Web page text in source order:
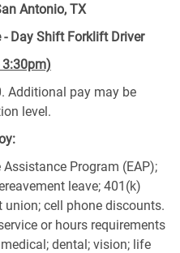
Antonio, TX
- Day Shift Forklift Driver
Additional pay may be
level.
Program (EAP);
leave; 401(k)
cell phone discounts.
or hours requirements
dental; vision; life